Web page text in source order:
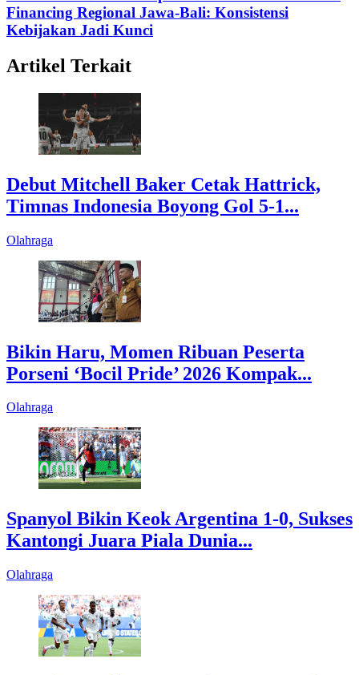
Financing Regional Jawa-Bali: Konsistensi
Kebijakan Jadi Kunci
Artikel Terkait
Debut Mitchell Baker Cetak Hattrick,
Timnas Indonesia Boyong Gol 5-1...
Olahraga
Bikin Haru, Momen Ribuan Peserta
Porseni ‘Bocil Pride’ 2026 Kompak...
Olahraga
Spanyol Bikin Keok Argentina 1-0, Sukses
Kantongi Juara Piala Dunia...
Olahraga